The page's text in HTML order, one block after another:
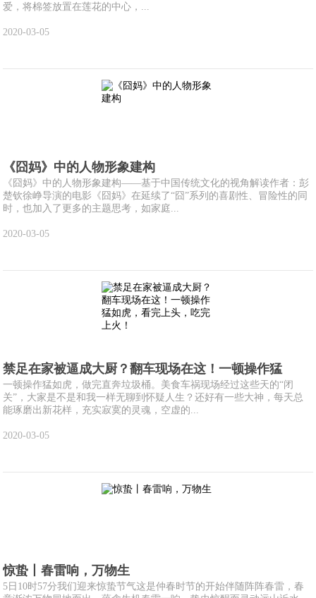
爱，将棉签放置在莲花的中心，...
2020-03-05
《囧妈》中的人物形象建构
《囧妈》中的人物形象建构——基于中国传统文化的视角解读作者：彭
楚钦徐峥导演的电影《囧妈》在延续了“囧”系列的喜剧性、冒险性的同
时，也加入了更多的主题思考，如家庭...
2020-03-05
禁足在家被逼成大厨？翻车现场在这！一顿操作猛
一顿操作猛如虎，做完直奔垃圾桶。美食车祸现场经过这些天的“闭
关”，大家是不是和我一样无聊到怀疑人生？还好有一些大神，每天总
能琢磨出新花样，充实寂寞的灵魂，空虚的...
2020-03-05
惊蛰丨春雷响，万物生
5日10时57分我们迎来惊蛰节气这是仲春时节的开始伴随阵阵春雷，春